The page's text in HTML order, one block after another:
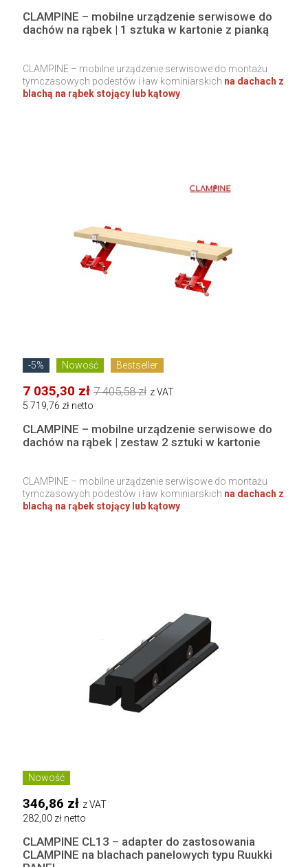
CLAMPINE – mobilne urządzenie serwisowe do
dachów na rąbek | 1 sztuka w kartonie z pianką
CLAMPINE – mobilne urządzenie serwisowe do montażu
tymczasowych podestów i ław kominiarskich na dachach z
blachą na rąbek stojący lub kątowy.
-5% Nowość Bestseller
7 035,30 zł 7 405,58 zł z VAT
5 719,76 zł netto
CLAMPINE – mobilne urządzenie serwisowe do
dachów na rąbek | zestaw 2 sztuki w kartonie
CLAMPINE – mobilne urządzenie serwisowe do montażu
tymczasowych podestów i ław kominiarskich na dachach z
blachą na rąbek stojący lub kątowy.
Nowość
346,86 zł z VAT
282,00 zł netto
CLAMPINE CL13 – adapter do zastosowania
CLAMPINE na blachach panelowych typu Ruukki